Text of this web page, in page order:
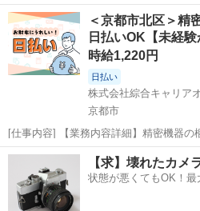
細かなことが気になる方は取引を避けてください。 ･
される方は、希望する日時を連絡して
降（日...
京都 京都市 等持院・立命館大
電話、ＦＡＸ 通り
＜京都市北区＞精
日払いOK【未経
時給1,220円
日払い
株式会社綜合キャリア
京都市
[仕事内容] 【業務内容詳細】精密機器の
のサイズの機械・機械部品を専用の資材
仕事です。 【取扱製品情報】精密機器 。＋お仕事探しはコンシェルス
タッフにおまかせ＋。 あ...
京都 京都市 工場
【求】壊れたカメ
状態が悪くてもOK！最